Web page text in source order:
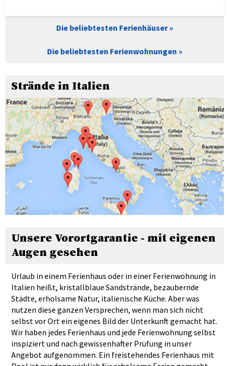
Die beliebtesten Ferienhäuser
Die beliebtesten Ferienwohnungen
Strände in Italien
Unsere Vorortgarantie - mit eigenen
Augen gesehen
Urlaub in einem Ferienhaus oder in einer Ferienwohnung in
Italien heißt, kristallblaue Sandstrände, bezaubernde
Städte, erholsame Natur, italienische Küche. Aber was
nutzen diese ganzen Versprechen, wenn man sich nicht
selbst vor Ort ein eigenes Bild der Unterkunft gemacht hat.
Wir haben jedes Ferienhaus und jede Ferienwohnung selbst
inspiziert und nach gewissenhafter Prüfung in unser
Angebot aufgenommen. Ein freistehendes Ferienhaus mit